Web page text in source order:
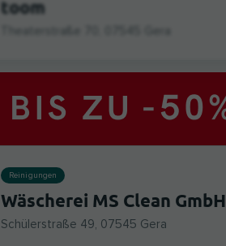
toom
Reinigungen
Wäscherei MS Clean GmbH
Schülerstraße 49, 07545 Gera